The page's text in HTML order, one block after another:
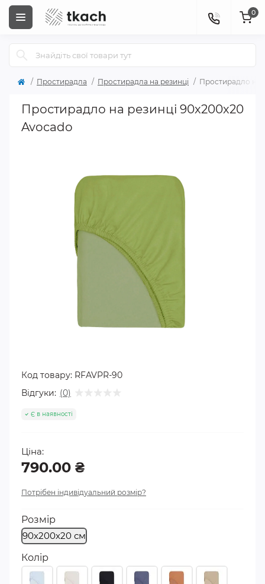
0
Простирадла Простирадла на резинці Простирадло на
Простирадло на резинці 90х200х20
Avocado
Код товару: RFAVPR-90
Відгуки: (0)
Є в наявності
Ціна:
790.00 ₴
Потрібен індивідуальний розмір?
Розмір
90х200х20 см
Колір